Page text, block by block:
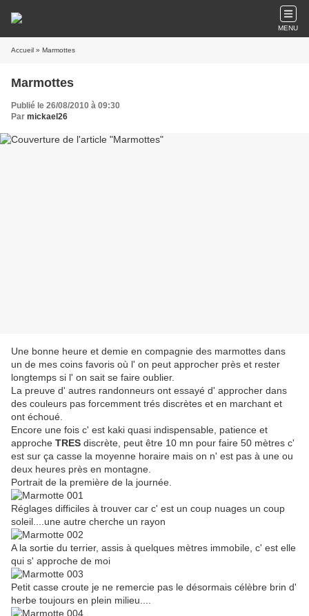
MENU
Accueil » Marmottes
Marmottes
Publié le 26/08/2010 à 09:30
Par mickael26
Une bonne heure et demie en compagnie des marmottes dans
un de mes coins favoris où l' on peut approcher près et rester
longtemps si l' on sait se faire oublier.
La preuve d' autres randonneurs ont essayé d' approcher dans
des couleurs pas forcemment trés discrètes et en marchant et
ont échoué.
Encore une fois c' est kaki quasi indispensable, patience et
approche TRES discrète, peut être 10 mn pour faire 50 mètres c'
est sur ça casse la moyenne horaire mais on n' est pas à une ou
deux heures près en montagne.
Portrait de la première de la journée.
Réglages difficiles à trouver car c' est un coup nuages un coup
soleil....une autre cherche un rayon
A la sortie du terrier, assis à quelques mètres immobile, c' est elle
qui s' approche de moi
Petit casse croute je ne remercie pas le désormais célèbre brin d'
herbe toujours en plein milieu....